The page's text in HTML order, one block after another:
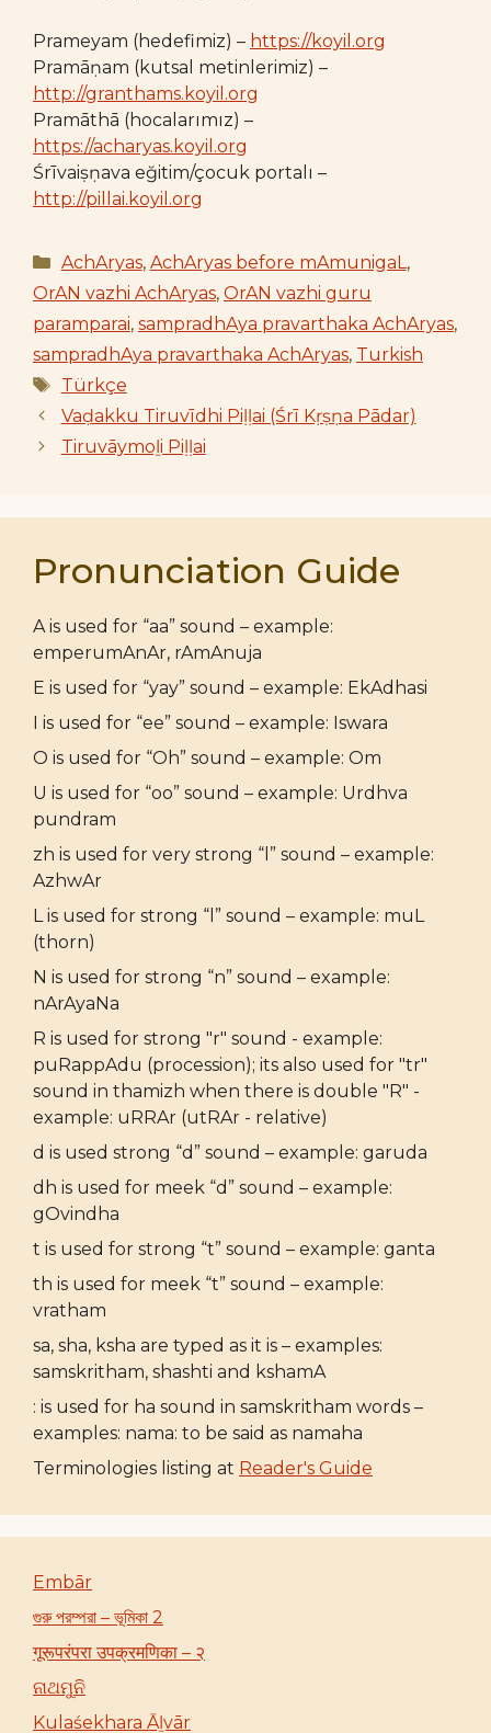
Prameyam (hedefimiz) – https://koyil.org
Pramāṇam (kutsal metinlerimiz) –
http://granthams.koyil.org
Pramāthā (hocalarımız) –
https://acharyas.koyil.org
Śrīvaiṣṇava eğitim/çocuk portalı –
http://pillai.koyil.org
Categories
AchAryas, AchAryas before mAmunigaL,
OrAN vazhi AchAryas, OrAN vazhi guru
paramparai, sampradhAya pravarthaka AchAryas,
sampradhAya pravarthaka AchAryas, Turkish
Tags
Türkçe
Vaḍakku Tiruvīdhi Piḷḷai (Śrī Kṛṣṇa Pādar)
Tiruvāymoḻi Piḷḷai
Pronunciation Guide
A is used for “aa” sound – example:
emperumAnAr, rAmAnuja
E is used for “yay” sound – example: EkAdhasi
I is used for “ee” sound – example: Iswara
O is used for “Oh” sound – example: Om
U is used for “oo” sound – example: Urdhva
pundram
zh is used for very strong “l” sound – example:
AzhwAr
L is used for strong “l” sound – example: muL
(thorn)
N is used for strong “n” sound – example:
nArAyaNa
R is used for strong "r" sound - example:
puRappAdu (procession); its also used for "tr"
sound in thamizh when there is double "R" -
example: uRRAr (utRAr - relative)
d is used strong “d” sound – example: garuda
dh is used for meek “d” sound – example:
gOvindha
t is used for strong “t” sound – example: ganta
th is used for meek “t” sound – example:
vratham
sa, sha, ksha are typed as it is – examples:
samskritham, shashti and kshamA
: is used for ha sound in samskritham words –
examples: nama: to be said as namaha
Terminologies listing at Reader's Guide
Embār
গুরু পরম্পরা – ভূমিকা 2
गूरूपरंपरा उपक्रमणिका – २
ନାଥମୁନି
Kulaśekhara Āḻvār